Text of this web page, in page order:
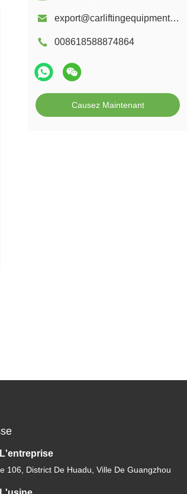
export@carliftingequipments.com
008618588874864
Causez Maintenant
106, District De Huadu, Ville De Guangzhou